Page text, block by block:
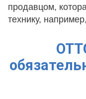
продавцом,
технику,